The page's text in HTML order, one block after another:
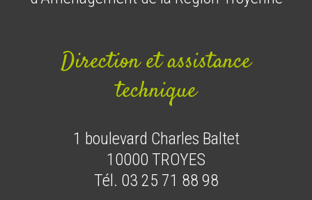
Direction et assistance
technique
1 boulevard Charles Baltet
10000 TROYES
Tél. 03 25 71 88 98